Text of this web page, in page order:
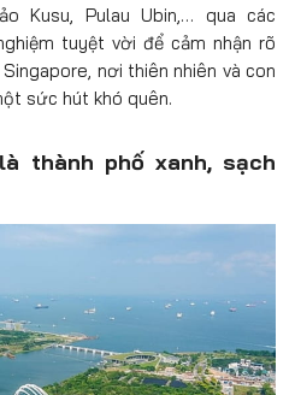
Kusu, Pulau Ubin,… qua các
tuyệt vời để cảm nhận rõ
nơi thiên nhiên và con
sức hút khó quên.
thành phố xanh, sạch